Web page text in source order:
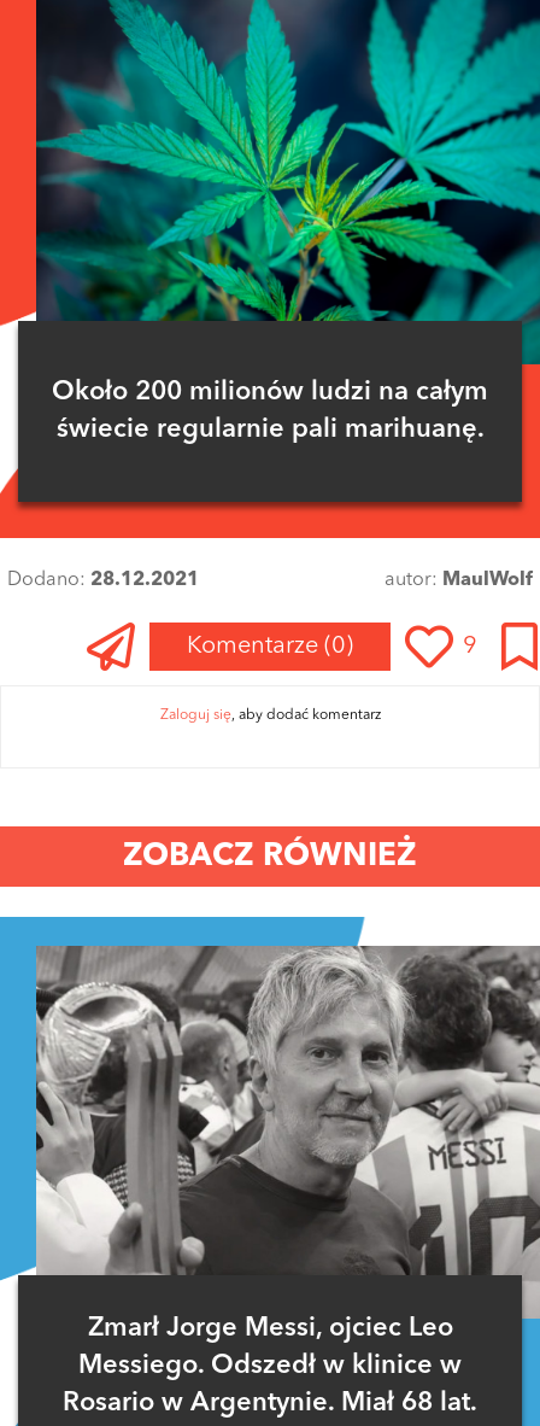
Około 200 milionów ludzi na całym
świecie regularnie pali marihuanę.
Dodano: 28.12.2021 autor: MaulWolf
Komentarze (0) 9
Zaloguj się, aby dodać komentarz
ZOBACZ RÓWNIEŻ
Zmarł Jorge Messi, ojciec Leo
Messiego. Odszedł w klinice w
Rosario w Argentynie. Miał 68 lat.